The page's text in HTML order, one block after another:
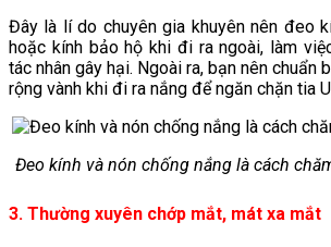
Đây là lí do chuyên gia khuyên nên đeo
hoặc kính bảo hộ khi đi ra ngoài, làm
tác nhân gây hại. Ngoài ra, bạn nên chuẩn
rộng vành khi đi ra nắng để ngăn chặn tia
Đeo kính và nón chống nắng là cách
3. Thường xuyên chớp mắt, mát xa mắt